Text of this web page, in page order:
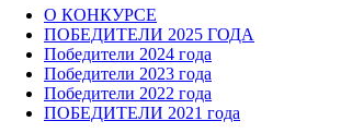
О КОНКУРСЕ
ПОБЕДИТЕЛИ 2025 ГОДА
Победители 2024 года
Победители 2023 года
Победители 2022 года
ПОБЕДИТЕЛИ 2021 года